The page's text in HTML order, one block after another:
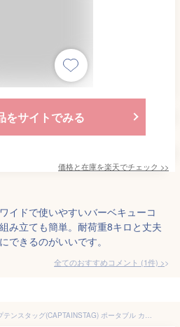
をサイトでみる
価格と在庫を楽天でチェック >>
イドで使いやすいバーベキューコ
み立ても簡単。耐荷重8キロと丈夫
できるのがいいです。
全てのおすすめコメント (1件) >
【お得な2個セット】キャプテンスタッグ(CAPTAINSTAG) ポータブル カセットコンロ(ブラック) UF-0028 | ブラック ポータブル コンロ バーベキュー アウトドア グリル 卓上 キャンプ 幅342 奥行270 高さ86mm 軽量 薄型